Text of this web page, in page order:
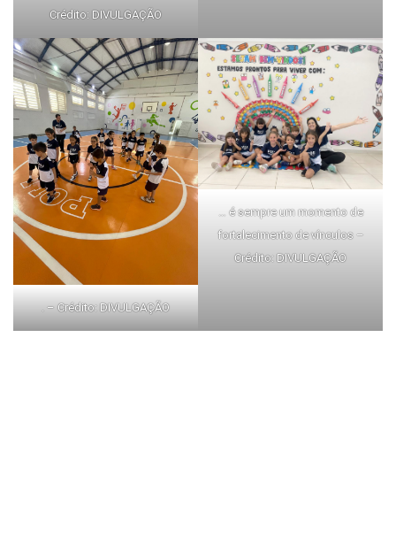
Crédito: DIVULGAÇÃO
. – Crédito: DIVULGAÇÃO
… é sempre um momento de
fortalecimento de vínculos –
Crédito: DIVULGAÇÃO